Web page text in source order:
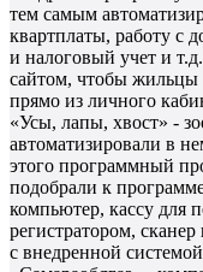
тем самым
квартплаты, работу с
и налоговый учет и
сайтом, чтобы жильцы
прямо из личного
«Усы, лапы, хвост» -
автоматизировали в
этого программный
подобрали к
компьютер, кассу для
регистратором,
с внедренной